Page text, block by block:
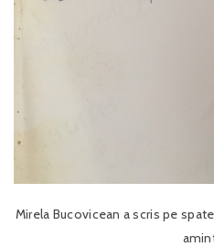
Mirela Bucovicean a scris pe